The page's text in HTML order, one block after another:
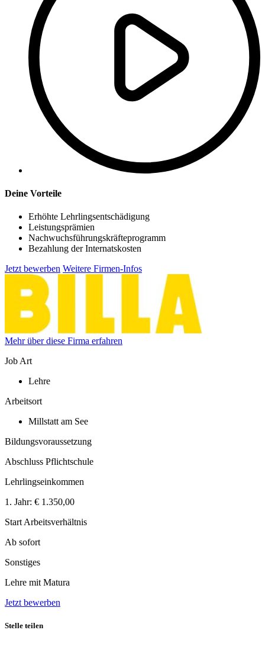
Deine Vorteile
Erhöhte Lehrlingsentschädigung
Leistungsprämien
Nachwuchsführungskräfteprogramm
Bezahlung der Internatskosten
Jetzt bewerben Weitere Firmen-Infos
Mehr über diese Firma erfahren
Job Art
Lehre
Arbeitsort
Millstatt am See
Bildungsvoraussetzung
Abschluss Pflichtschule
Lehrlingseinkommen
1. Jahr: € 1.350,00
Start Arbeitsverhältnis
Ab sofort
Sonstiges
Lehre mit Matura
Jetzt bewerben
Stelle teilen